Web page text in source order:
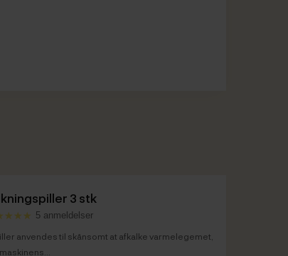
3 stk
5 anmeldelser
anvendes til skånsomt at afkalke varmelegemet,